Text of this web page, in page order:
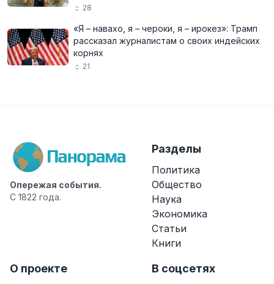
28
«Я – навахо, я – чероки, я – ирокез»: Трамп
рассказал журналистам о своих индейских
корнях
21
Опережая события.
С 1822 года.
Разделы
Политика
Общество
Наука
Экономика
Статьи
Книги
О проекте В соцсетях